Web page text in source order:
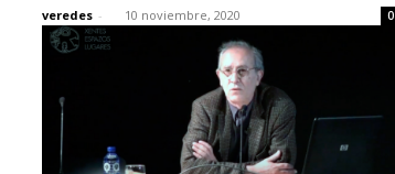
veredes - 10 noviembre, 2020 0